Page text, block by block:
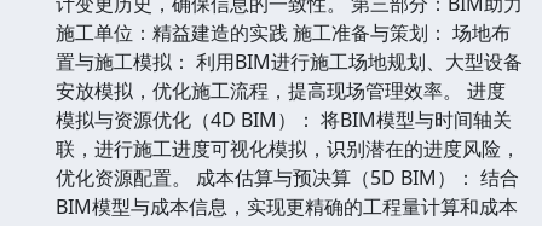
施工单位：精益建造的实践 施工准备与策划： 场地布
置与施工模拟： 利用BIM进行施工场地规划、大型设备
安放模拟，优化施工流程，提高现场管理效率。 进度
模拟与资源优化（4D BIM）： 将BIM模型与时间轴关
联，进行施工进度可视化模拟，识别潜在的进度风险，
优化资源配置。 成本估算与预决算（5D BIM）： 结合
BIM模型与成本信息，实现更精确的工程量计算和成本